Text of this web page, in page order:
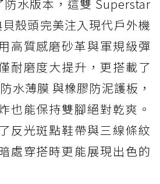
XT-6 GORE-TEX：潮
防滑、防水與街頭顏值一次攻
Stinson Evo GTX：越野
TEX 防水與增高神器一次滿
Timberland Motion Access：
，輕量化工裝健走鞋雨天必備
Timberland Motion Access：
，輕量化工裝健走鞋雨天必備
水版本，這雙 Superstar
貝殼頭完美注入現代戶外機
高質感磨砂革與軍規級彈
耐磨度大提升，更搭載了
水薄膜 與橡膠防泥護板，
也能保持雙腳絕對乾爽。
反光斑點鞋帶與三線條紋
處穿搭時更能展現出色的